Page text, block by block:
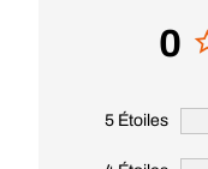
0
5 Étoiles